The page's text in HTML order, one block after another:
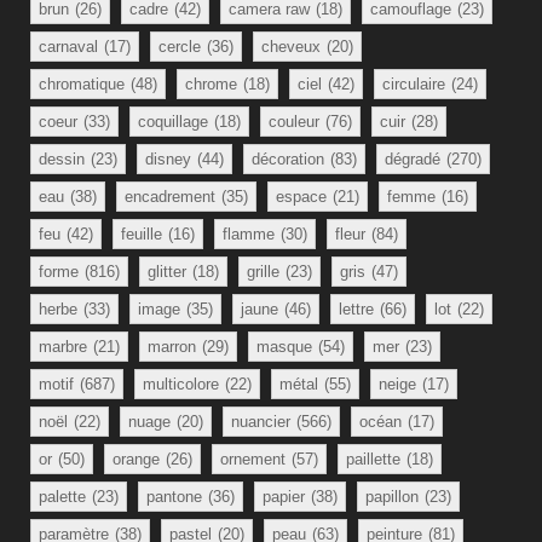
brun (26) cadre (42) camera raw (18) camouflage (23)
carnaval (17) cercle (36) cheveux (20)
chromatique (48) chrome (18) ciel (42) circulaire (24)
coeur (33) coquillage (18) couleur (76) cuir (28)
dessin (23) disney (44) décoration (83) dégradé (270)
eau (38) encadrement (35) espace (21) femme (16)
feu (42) feuille (16) flamme (30) fleur (84)
forme (816) glitter (18) grille (23) gris (47)
herbe (33) image (35) jaune (46) lettre (66) lot (22)
marbre (21) marron (29) masque (54) mer (23)
motif (687) multicolore (22) métal (55) neige (17)
noël (22) nuage (20) nuancier (566) océan (17)
or (50) orange (26) ornement (57) paillette (18)
palette (23) pantone (36) papier (38) papillon (23)
paramètre (38) pastel (20) peau (63) peinture (81)